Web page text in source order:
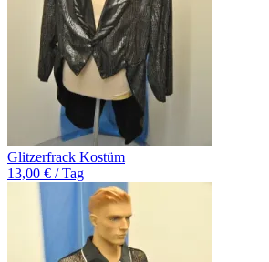
Glitzerfrack Kostüm
13,00 € / Tag